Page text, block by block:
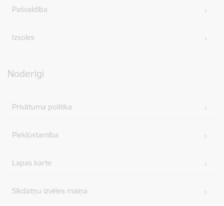
Pašvaldība
Izsoles
Noderīgi
Privātuma politika
Piekļūstamība
Lapas karte
Sīkdatņu izvēles maiņa